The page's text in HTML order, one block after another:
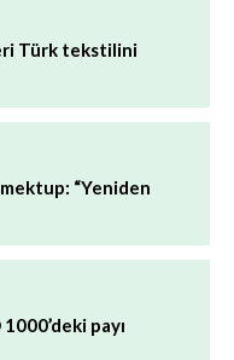
Türk tekstilini
mektup: “Yeniden
payı